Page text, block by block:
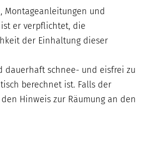
Montageanleitungen und
er verpflichtet, die
der Einhaltung dieser
dauerhaft schnee- und eisfrei zu
berechnet ist. Falls der
Hinweis zur Räumung an den